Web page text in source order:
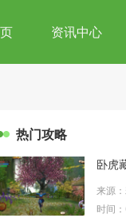
资讯中心
热门攻略
卧虎
来源
时间